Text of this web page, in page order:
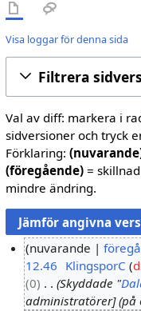
Visa loggar för denna sida
Filtrera
Val av diff: markera i
sidversioner och tryck
Förklaring:
(föregående)=
mindre ändring.
nuvarande
12.46 KlingsporC
0
Skyddade "
administratörer] (på